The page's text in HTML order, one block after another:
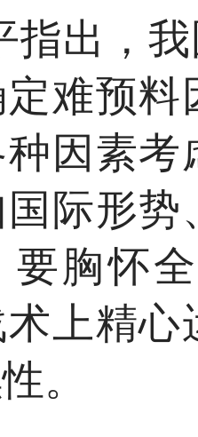
指出，
难预
种因素
际形
要胸怀
上精
。